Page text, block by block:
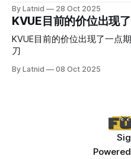
By Latnid 28 Oct 2025
KVUE目前的价位出现
KVUE目前的价位出现了一点期权异样 目前价位
刀
By Latnid 08 Oct 2025